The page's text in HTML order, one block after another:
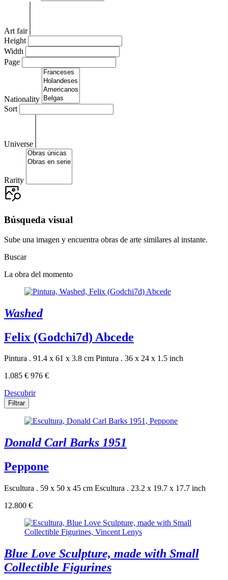
Art fair
Height
Width
Page
Nationality
Sort
Universe
Rarity
Búsqueda visual
Sube una imagen y encuentra obras de arte similares al instante.
Buscar
La obra del momento
Washed
Felix (Godchi7d) Abcede
Pintura . 91.4 x 61 x 3.8 cm Pintura . 36 x 24 x 1.5 inch
1.085 € 976 €
Descubrir
Filtrar
Donald Carl Barks 1951
Peppone
Escultura . 59 x 50 x 45 cm Escultura . 23.2 x 19.7 x 17.7 inch
12.800 €
Blue Love Sculpture, made with Small
Collectible Figurines